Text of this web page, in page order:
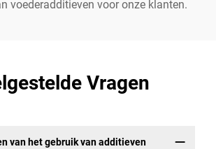
voederadditieven voor onze klanten.
Vragen
van het gebruik van additieven